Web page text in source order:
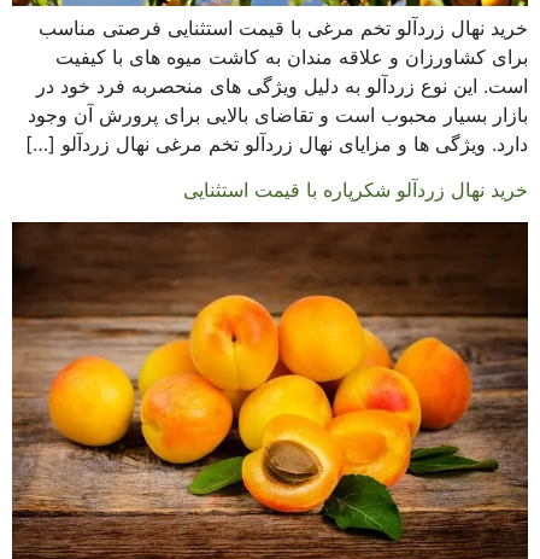
خرید نهال زردآلو تخم مرغی با قیمت استثنایی فرصتی مناسب
برای کشاورزان و علاقه مندان به کاشت میوه های با کیفیت
است. این نوع زردآلو به دلیل ویژگی های منحصربه فرد خود در
بازار بسیار محبوب است و تقاضای بالایی برای پرورش آن وجود
دارد. ویژگی ها و مزایای نهال زردآلو تخم مرغی نهال زردآلو […]
خرید نهال زردآلو شکرپاره با قیمت استثنایی